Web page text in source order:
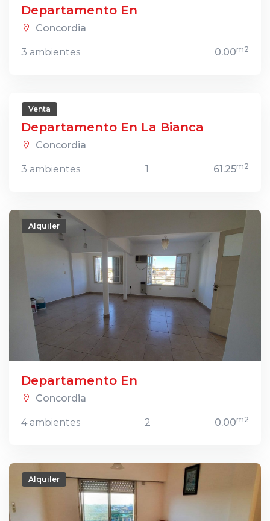
Departamento En
Concordia
3 ambientes 0.00m2
Venta
Departamento En La Bianca
Concordia
3 ambientes 1 61.25m2
Alquiler
Departamento En
Concordia
4 ambientes 2 0.00m2
Alquiler